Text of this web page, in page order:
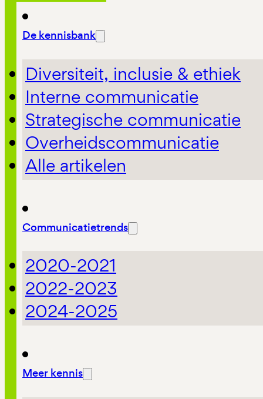
De kennisbank
Diversiteit, inclusie & ethiek
Interne communicatie
Strategische communicatie
Overheidscommunicatie
Alle artikelen
Communicatietrends
2020-2021
2022-2023
2024-2025
Meer kennis